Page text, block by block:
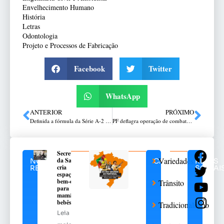
Envelhecimento Humano
História
Letras
Odontologia
Projeto e Processos de Fabricação
Facebook Twitter
WhatsApp
ANTERIOR
Definida a fórmula da Série A-2 para Gaúcho e Passo Fundo
PRÓXIMO
PF deflagra operação de combate ao tráfico de drogas
NOTÍCIAS
RELACIONADAS
Secretaria
da Saúde
cria
espaço de
bem-estar
para
mamães e
bebês
Leia
CATEGORIAS
Variedades
Trânsito
Tradicionalismo
REDES